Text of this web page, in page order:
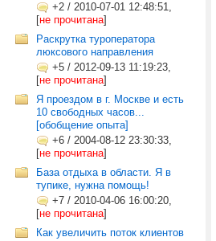
+2 / 2010-07-01 12:48:51,
[не прочитана]
Раскрутка туроператора
люксового направления
+5 / 2012-09-13 11:19:23,
[не прочитана]
Я проездом в г. Москве и есть
10 свободных часов...
[обобщение опыта]
+6 / 2004-08-12 23:30:33,
[не прочитана]
База отдыха в области. Я в
тупике, нужна помощь!
+7 / 2010-04-06 16:00:20,
[не прочитана]
Как увеличить поток клиентов